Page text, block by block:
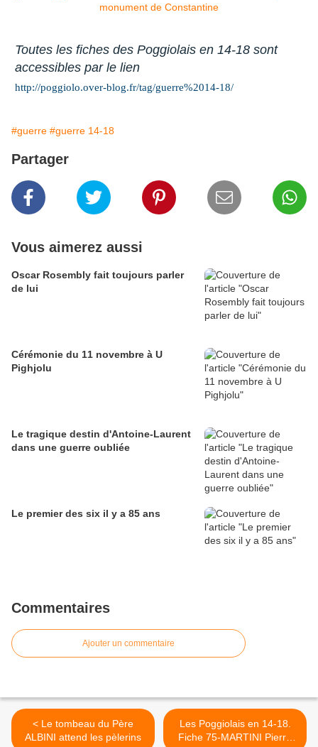
Toutes les fiches des Poggiolais en 14-18 sont
accessibles par le lien
http://poggiolo.over-blog.fr/tag/guerre%2014-18/
#guerre #guerre 14-18
Partager
Vous aimerez aussi
Oscar Rosembly fait toujours parler
de lui
Cérémonie du 11 novembre à U
Pighjolu
Le tragique destin d'Antoine-Laurent
dans une guerre oubliée
Le premier des six il y a 85 ans
Commentaires
Ajouter un commentaire
< Le tombeau du Père
ALBINI attend les pèlerins
Les Poggiolais en 14-18.
Fiche 75-MARTINI Pierre